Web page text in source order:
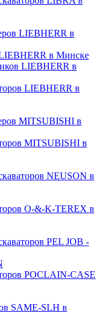
LIEBHERR в
в Минске
LIEBHERR в
LIEBHERR в
MITSUBISHI в
MITSUBISHI в
NEUSON в
O-&-K-TEREX в
PEL JOB -
POCLAIN-CASE
SAME-SLH в